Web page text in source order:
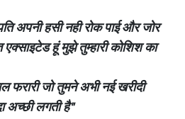
अपनी हसी नही रोक पाई और जोर
हूं मुझे तुम्हारी कोशिश का
फरारी जो तुमने अभी नई खरीदी
अच्छी लगती है"